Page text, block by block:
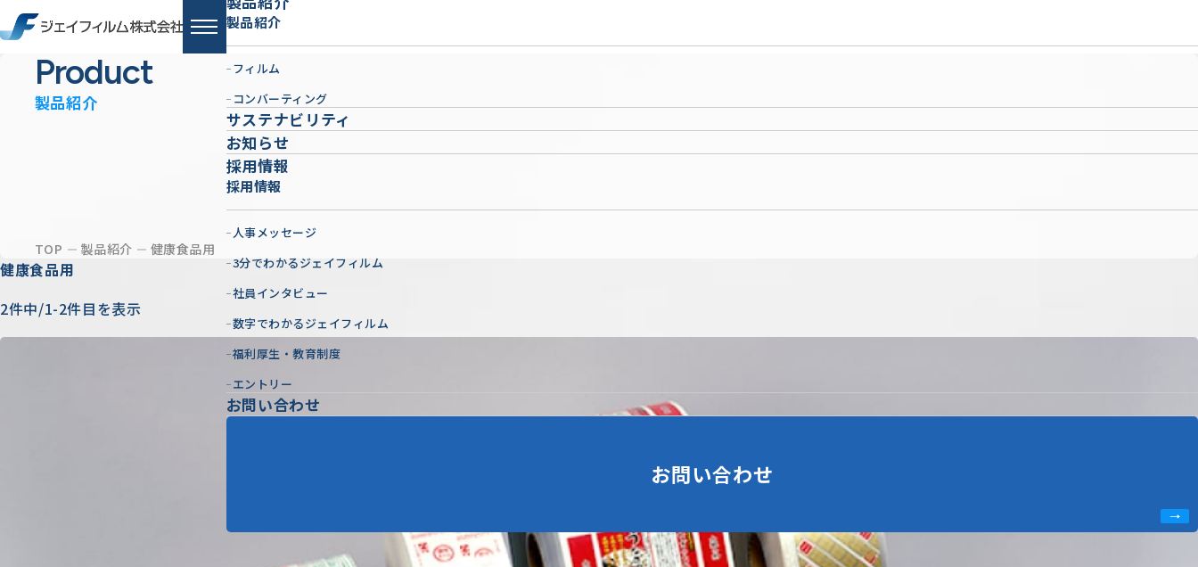
製品紹介
フィルム
コンバーティング
サステナビリティ
お知らせ
採用情報
採用情報
人事メッセージ
3分でわかるジェイフィルム
社員インタビュー
数字でわかるジェイフィルム
福利厚生・教育制度
エントリー
お問い合わせ
お問い合わせ
Product
製品紹介
TOP 製品紹介 健康食品用
健康食品用
2件中/1-2件目を表示